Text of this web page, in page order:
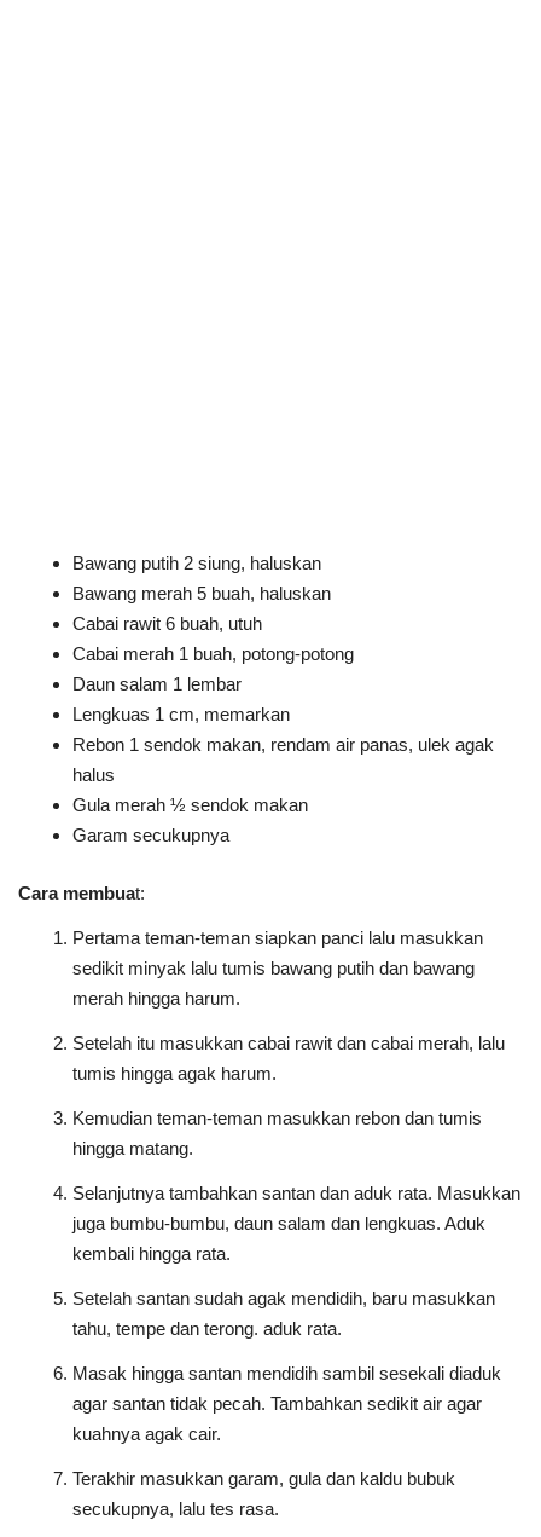
Bawang putih 2 siung, haluskan
Bawang merah 5 buah, haluskan
Cabai rawit 6 buah, utuh
Cabai merah 1 buah, potong-potong
Daun salam 1 lembar
Lengkuas 1 cm, memarkan
Rebon 1 sendok makan, rendam air panas, ulek agak
halus
Gula merah ½ sendok makan
Garam secukupnya
Cara membuat:
Pertama teman-teman siapkan panci lalu masukkan
sedikit minyak lalu tumis bawang putih dan bawang
merah hingga harum.
Setelah itu masukkan cabai rawit dan cabai merah, lalu
tumis hingga agak harum.
Kemudian teman-teman masukkan rebon dan tumis
hingga matang.
Selanjutnya tambahkan santan dan aduk rata. Masukkan
juga bumbu-bumbu, daun salam dan lengkuas. Aduk
kembali hingga rata.
Setelah santan sudah agak mendidih, baru masukkan
tahu, tempe dan terong. aduk rata.
Masak hingga santan mendidih sambil sesekali diaduk
agar santan tidak pecah. Tambahkan sedikit air agar
kuahnya agak cair.
Terakhir masukkan garam, gula dan kaldu bubuk
secukupnya, lalu tes rasa.